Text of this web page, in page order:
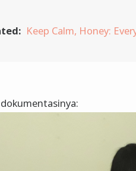
Keep Calm, Honey: